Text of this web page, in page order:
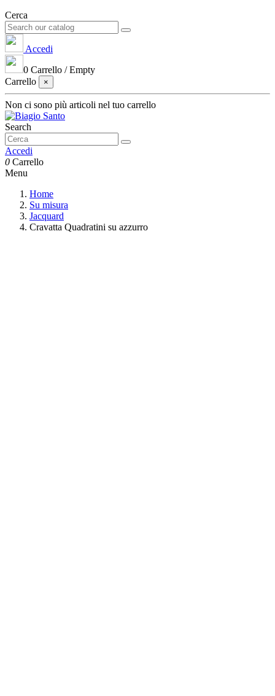
Cerca
Accedi
0 Carrello /Empty
Carrello
×
Non ci sono più articoli nel tuo carrello
Search
Accedi
0 Carrello
Menu
Home
Su misura
Jacquard
Cravatta Quadratini su azzurro